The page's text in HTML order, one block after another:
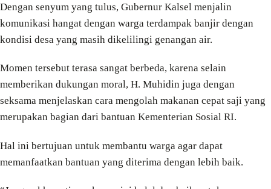
Dengan senyum yang tulus, Gubernur Kalsel menjalin
komunikasi hangat dengan warga terdampak banjir dengan
kondisi desa yang masih dikelilingi genangan air.
Momen tersebut terasa sangat berbeda, karena selain
memberikan dukungan moral, H. Muhidin juga dengan
seksama menjelaskan cara mengolah makanan cepat saji yang
merupakan bagian dari bantuan Kementerian Sosial RI.
Hal ini bertujuan untuk membantu warga agar dapat
memanfaatkan bantuan yang diterima dengan lebih baik.